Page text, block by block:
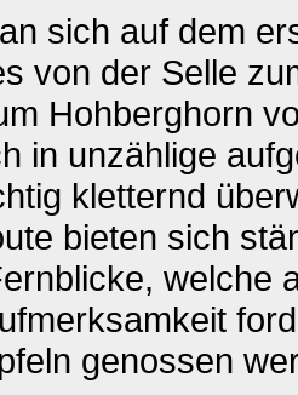
sich auf dem
von der Selle
Hohberghorn
in unzählige
kletternd
bieten sich
welche
genossen